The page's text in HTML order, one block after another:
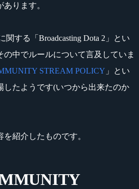
あります。
関する「Broadcasting Dota 2」とい
の中でルールについて言及していま
STREAM POLICY 」とい
したようです(いつから出来たのか
紹介したものです。